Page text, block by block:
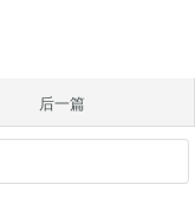
后一篇